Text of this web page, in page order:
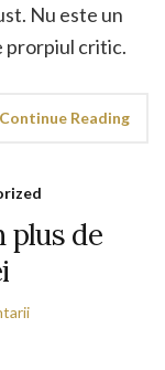
Nu este un
prorpiul critic.
Continue Reading
plus de